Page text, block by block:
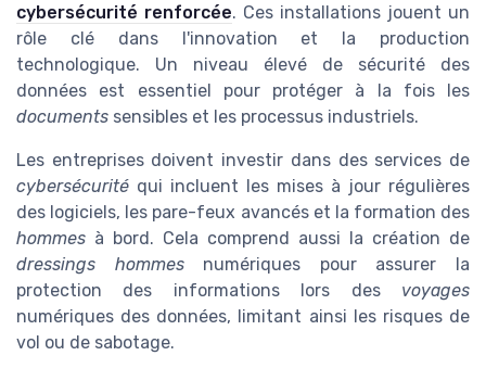
cybersécurité renforcée. Ces installations jouent un
rôle clé dans l'innovation et la production
technologique. Un niveau élevé de sécurité des
données est essentiel pour protéger à la fois les
documents sensibles et les processus industriels.
Les entreprises doivent investir dans des services de
cybersécurité qui incluent les mises à jour régulières
des logiciels, les pare-feux avancés et la formation des
hommes à bord. Cela comprend aussi la création de
dressings hommesnumériques pour assurer la
protection des informations lors des voyages
numériques des données, limitant ainsi les risques de
vol ou de sabotage.